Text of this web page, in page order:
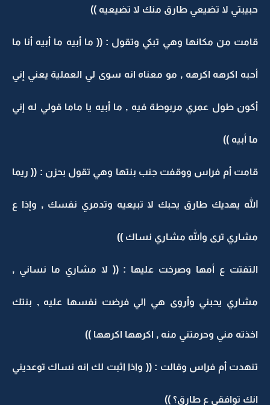
حبيبتي لا تضيعي طارق منك لا تضيعيه ))
قامت من مكانها وهي تبكي وتقول : (( ما أبيه ما أبيه أنا ما
أحبه اكرهه اكرهه , مو معناه انه سوى لي العملية يعني إني
أكون طول عمري مربوطة فيه , ما أبيه يا ماما قولي له إني
ما أبيه ))
قامت أم فراس ووقفت جنب بنتها وهي تقول بحزن : (( ريما
الله يهديك طارق يحبك لا تبيعيه وتدمري نفسك , وإذا ع
مشاري ترى والله مشاري نساك ))
التفتت ع أمها وصرخت عليها : (( لا مشاري ما نساني ,
مشاري يحبني وأروى هي الي فرضت نفسها عليه , بنتك
اخذته مني وحرمتني منه , اكرهها اكرهها ))
تنهدت أم فراس وقالت : (( واذا اثبت لك انه نساك توعديني
انك توافقي ع طارق؟ ))